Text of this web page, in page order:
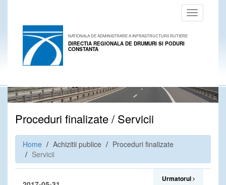
Toggle
navigation
NATIONALA DE ADMINISTRARE A INFRASTRUCTURII RUTIERE
DIRECTIA REGIONALA DE DRUMURI SI PODURI
CONSTANTA
Proceduri finalizate / Servicii
Home Achizitii publice
Proceduri finalizate
Servicii
Urmatorul